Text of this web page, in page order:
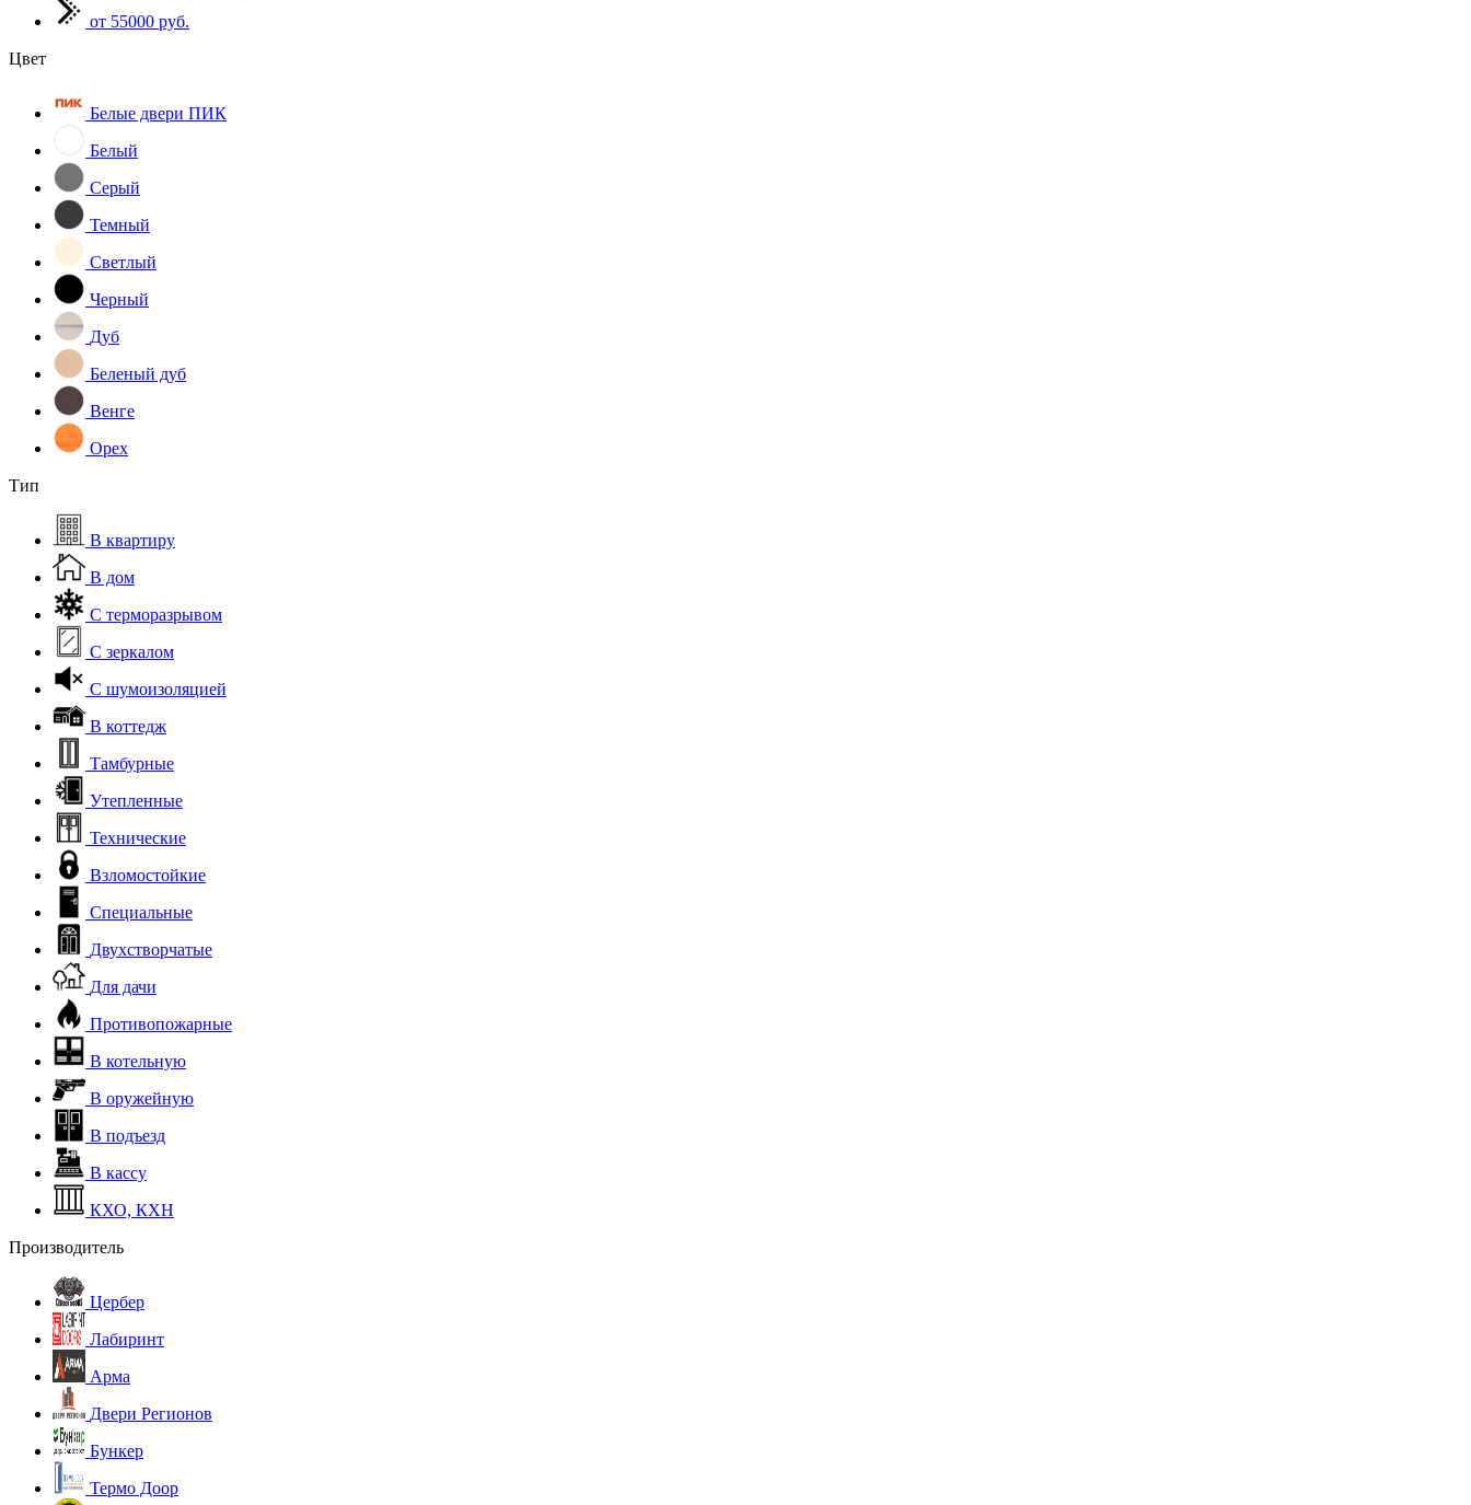
от 55000 руб.
Цвет
Белые двери ПИК
Белый
Серый
Темный
Светлый
Черный
Дуб
Беленый дуб
Венге
Орех
Тип
В квартиру
В дом
С терморазрывом
С зеркалом
С шумоизоляцией
В коттедж
Тамбурные
Утепленные
Технические
Взломостойкие
Специальные
Двухстворчатые
Для дачи
Противопожарные
В котельную
В оружейную
В подъезд
В кассу
КХО, КХН
Производитель
Цербер
Лабиринт
Арма
Двери Регионов
Бункер
Термо Доор